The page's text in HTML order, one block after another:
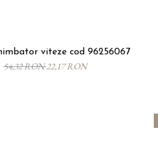
viteze cod 96256067
54,32 RON22,17 RON